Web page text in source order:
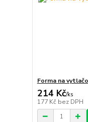
Forma na
214 Kč/ks
177 Kč bez DPH